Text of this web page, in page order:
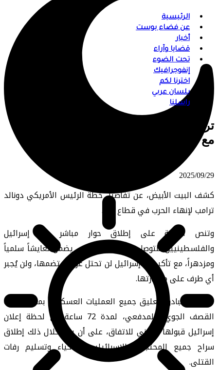
الرئيسية
عن فضاء بوست
أخبار
قضايا وآراء
تحت الضوء
إنفوجرافيك
اخترنا لكم
بلسان عربي
راسلنا
ترامب يكشف خطة لإنهاء الحرب في غزة
مع تأكيدات بعدم احتلال القطاع
⠀ 2025/09/29
كشف البيت الأبيض، عن تفاصيل خطة الرئيس الأمريكي دونالد
ترامب لإنهاء الحرب في قطاع غزة.
وتنص الخطة على إطلاق حوار مباشر بين إسرائيل
والفلسطينيين للتوصل إلى أفق سياسي يضمن تعايشاً سلمياً
ومزدهراً، مع تأكيد أن إسرائيل لن تحتل غزة أو تضمها، ولن يُجبر
أي طرف على مغادرتها.
تشمل المبادرة تعليق جميع العمليات العسكرية، بما في ذلك
القصف الجوي والمدفعي، لمدة 72 ساعة من لحظة إعلان
إسرائيل قبولها العلني للاتفاق، على أن يتم خلال ذلك إطلاق
سراح جميع المحتجزين الإسرائيليين الأحياء وتسليم رفات
القتلى.